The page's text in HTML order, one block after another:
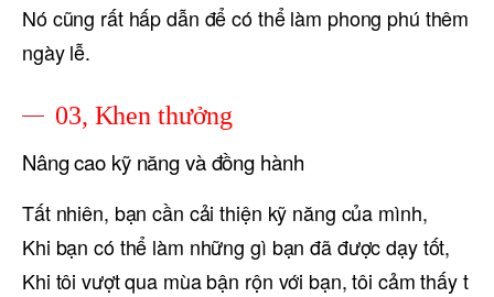
Nó cũng rất hấp dẫn để có thể làm phong phú thêm
ngày lễ.
03, Khen thưởng
Nâng cao kỹ năng và đồng hành
Tất nhiên, bạn cần cải thiện kỹ năng của mình,
Khi bạn có thể làm những gì bạn đã được dạy tốt,
Khi tôi vượt qua mùa bận rộn với bạn, tôi cảm thấy t